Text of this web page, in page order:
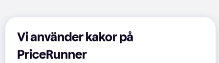
Vi använder kakor på
PriceRunner